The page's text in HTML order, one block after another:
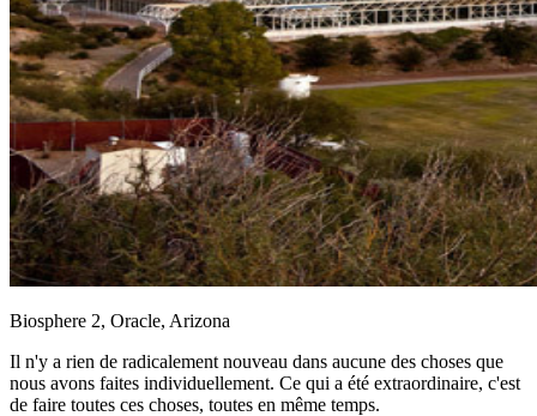
Biosphere 2, Oracle, Arizona
Il n'y a rien de radicalement nouveau dans aucune des choses que
nous avons faites individuellement. Ce qui a été extraordinaire, c'est
de faire toutes ces choses, toutes en même temps.